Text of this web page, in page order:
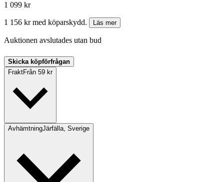
1 099 kr
1 156 kr med köparskydd. Läs mer
Auktionen avslutades utan bud
Skicka köpförfrågan
FraktFrån 59 kr
AvhämtningJärfälla, Sverige